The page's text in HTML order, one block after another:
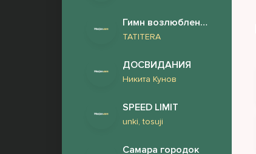
Гимн возлюбленному
TATITERA
ДОСВИДАНИЯ
Никита Кунов
SPEED LIMIT
unki, tosuji
Самара городок